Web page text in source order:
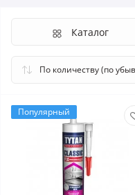
Каталог
Популярный